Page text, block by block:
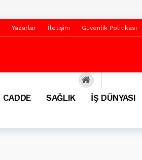
Yazarlar İletişim Güvenlik Politikası
CADDE SAĞLIK İŞ DÜNYASI